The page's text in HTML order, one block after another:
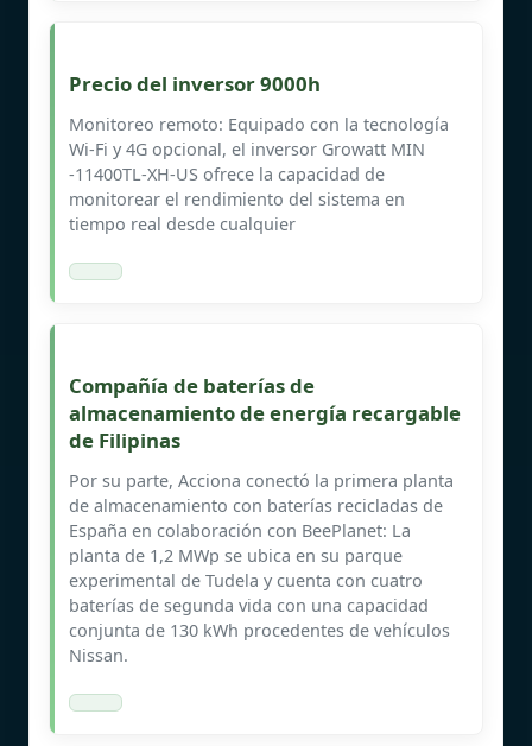
Precio del inversor 9000h
Monitoreo remoto: Equipado con la tecnología
Wi-Fi y 4G opcional, el inversor Growatt MIN
-11400TL-XH-US ofrece la capacidad de
monitorear el rendimiento del sistema en
tiempo real desde cualquier
Compañía de baterías de
almacenamiento de energía recargable
de Filipinas
Por su parte, Acciona conectó la primera planta
de almacenamiento con baterías recicladas de
España en colaboración con BeePlanet: La
planta de 1,2 MWp se ubica en su parque
experimental de Tudela y cuenta con cuatro
baterías de segunda vida con una capacidad
conjunta de 130 kWh procedentes de vehículos
Nissan.